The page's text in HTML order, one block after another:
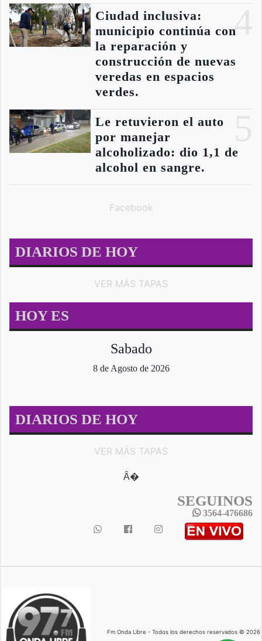
4
Ciudad inclusiva:
municipio continúa con
la reparación y
construcción de nuevas
veredas en espacios
verdes.
Le retuvieron el auto
por manejar
alcoholizado: dio 1,1 de
alcohol en sangre.
Facebook
DIARIOS DE HOY
VER MÁS TAPAS
HOY ES
Sabado
8 de Agosto de 2026
DIARIOS DE HOY
VER MÁS TAPAS
Â�
SEGUINOS
3564-476686
Fm Onda Libre - Todos los derechos reservados © 2026